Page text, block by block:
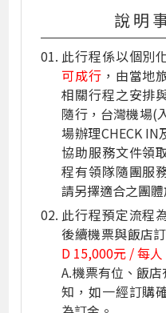
說明
此行程係以個別
可成行 ，由當地
相關行程之安排
隨行，台灣機場(
場辦理CHECK
協助服務文件領
程有領隊隨團服
請另擇適合之團體
此行程預定流程
後續機票與飯店
D 15,000元 / 每人
A.機票有位、飯
知，如一經訂購